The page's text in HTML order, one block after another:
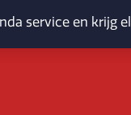
service en krijg